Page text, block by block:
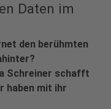
Daten im
den berühmten
Schreiner schafft
haben mit ihr